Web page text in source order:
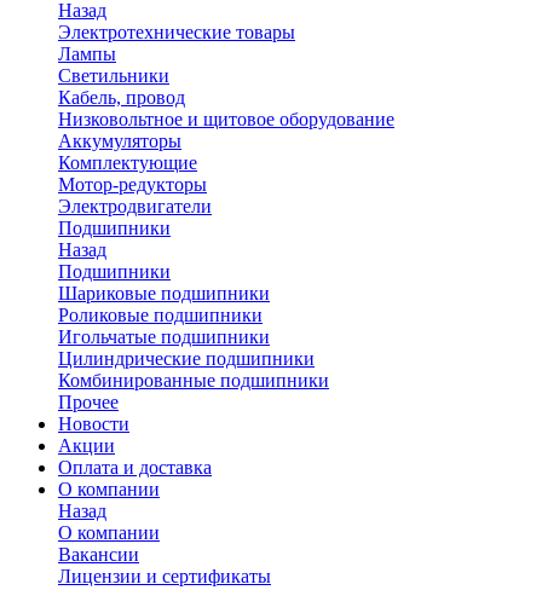
Назад
Электротехнические товары
Лампы
Светильники
Кабель, провод
Низковольтное и щитовое оборудование
Аккумуляторы
Комплектующие
Мотор-редукторы
Электродвигатели
Подшипники
Назад
Подшипники
Шариковые подшипники
Роликовые подшипники
Игольчатые подшипники
Цилиндрические подшипники
Комбинированные подшипники
Прочее
Новости
Акции
Оплата и доставка
О компании
Назад
О компании
Вакансии
Лицензии и сертификаты